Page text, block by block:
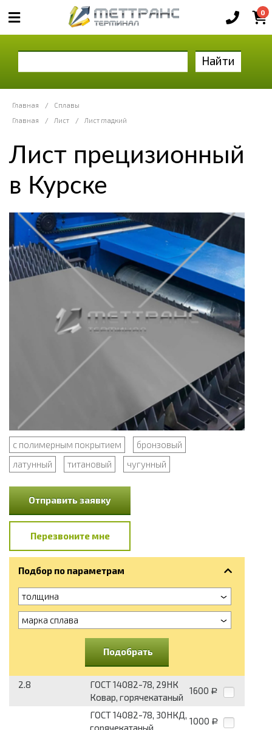
0
Найти
Главная /
Сплавы
Главная
/ Лист / Лист гладкий
Лист прецизионный
в Курске
с полимерным покрытием
бронзовый
латунный
титановый чугунный
Отправить заявку
Перезвоните мне
Подбор по параметрам
толщина
марка сплава
Подобрать
2.8
ГОСТ 14082-78, 29НК
Ковар, горячекатаный
1600 Р
ГОСТ 14082-78, 30НКД,
горячекатаный
1000 Р